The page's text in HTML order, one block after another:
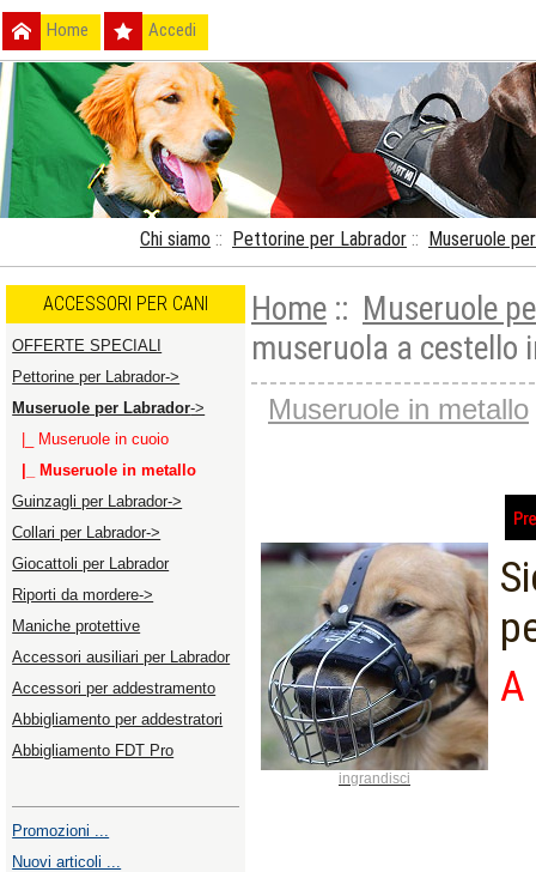
Home Accedi
Chi siamo :: Pettorine per Labrador :: Museruole
ACCESSORI PER CANI
OFFERTE SPECIALI
Pettorine per Labrador->
Museruole per Labrador->
|_ Museruole in cuoio
|_ Museruole in metallo
Guinzagli per Labrador->
Collari per Labrador->
Giocattoli per Labrador
Riporti da mordere->
Maniche protettive
Accessori ausiliari per Labrador
Accessori per addestramento
Abbigliamento per addestratori
Abbigliamento FDT Pro
Promozioni ...
Nuovi articoli ...
Home :: Museruole
museruola a cestello
Museruole in metallo
ingrandisci
A